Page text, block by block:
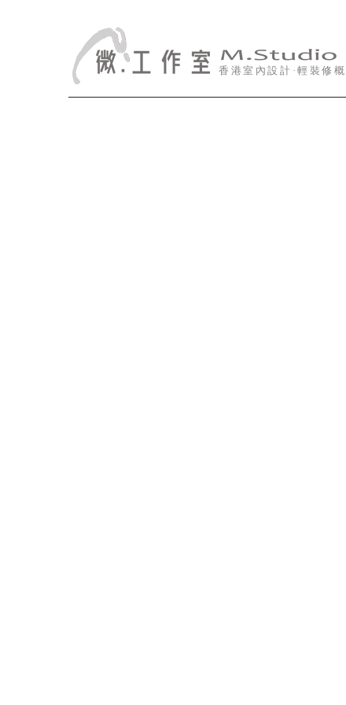
香港室內設計·輕裝修